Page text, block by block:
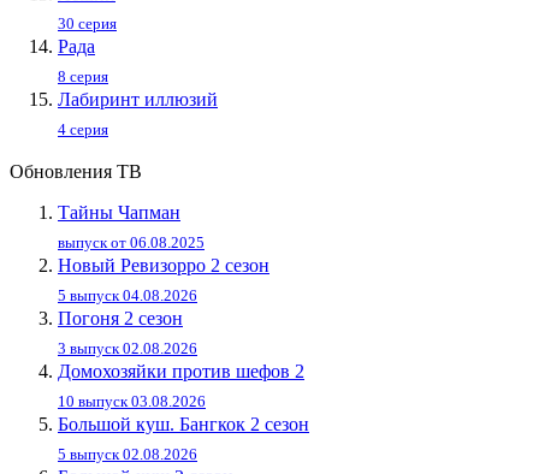
30 серия
Рада
8 серия
Лабиринт иллюзий
4 серия
Обновления ТВ
Тайны Чапман
выпуск от 06.08.2025
Новый Ревизорро 2 сезон
5 выпуск 04.08.2026
Погоня 2 сезон
3 выпуск 02.08.2026
Домохозяйки против шефов 2
10 выпуск 03.08.2026
Большой куш. Бангкок 2 сезон
5 выпуск 02.08.2026